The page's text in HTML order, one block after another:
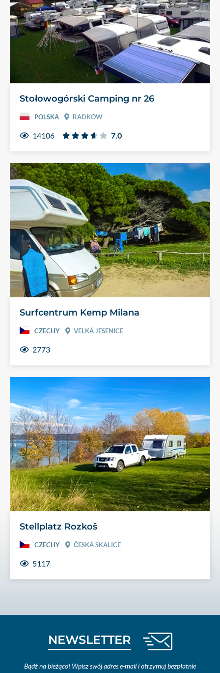
Stołowogórski Camping nr 26
POLSKA RADKÓW
14106 7.0
Surfcentrum Kemp Milana
CZECHY VELKÁ JESENICE
2773
Stellplatz Rozkoš
CZECHY ČESKÁ SKALICE
5117
NEWSLETTER
Bądź na bieżąco! Wpisz swój adres e-mail i otrzymuj bezpłatnie